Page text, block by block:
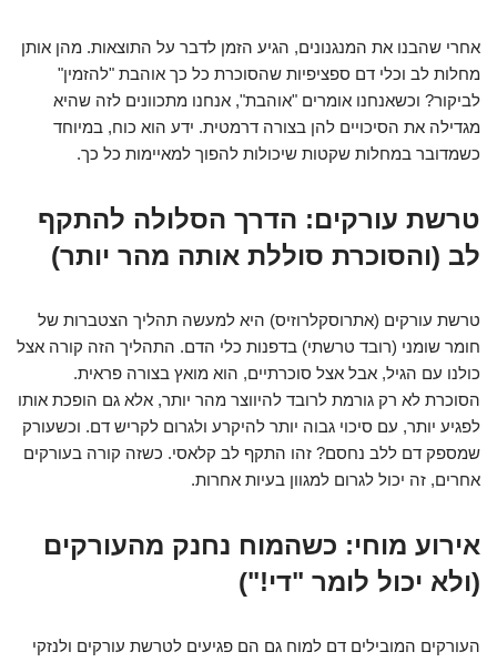
אחרי שהבנו את המנגנונים, הגיע הזמן לדבר על התוצאות. מהן אותן
מחלות לב וכלי דם ספציפיות שהסוכרת כל כך אוהבת "להזמין"
לביקור? וכשאנחנו אומרים "אוהבת", אנחנו מתכוונים לזה שהיא
מגדילה את הסיכויים להן בצורה דרמטית. ידע הוא כוח, במיוחד
כשמדובר במחלות שקטות שיכולות להפוך למאיימות כל כך.
טרשת עורקים: הדרך הסלולה להתקף
לב (והסוכרת סוללת אותה מהר יותר)
טרשת עורקים (אתרוסקלרוזיס) היא למעשה תהליך הצטברות של
חומר שומני (רובד טרשתי) בדפנות כלי הדם. התהליך הזה קורה אצל
כולנו עם הגיל, אבל אצל סוכרתיים, הוא מואץ בצורה פראית.
הסוכרת לא רק גורמת לרובד להיווצר מהר יותר, אלא גם הופכת אותו
לפגיע יותר, עם סיכוי גבוה יותר להיקרע ולגרום לקריש דם. וכשעורק
שמספק דם ללב נחסם? זהו התקף לב קלאסי. כשזה קורה בעורקים
אחרים, זה יכול לגרום למגוון בעיות אחרות.
אירוע מוחי: כשהמוח נחנק מהעורקים
(ולא יכול לומר "די!")
העורקים המובילים דם למוח גם הם פגיעים לטרשת עורקים ולנזקי